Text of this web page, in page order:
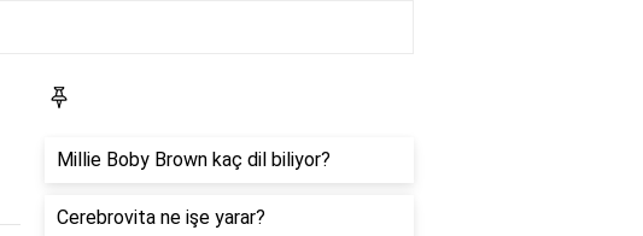
Millie Boby Brown kaç dil biliyor?
Cerebrovita ne işe yarar?